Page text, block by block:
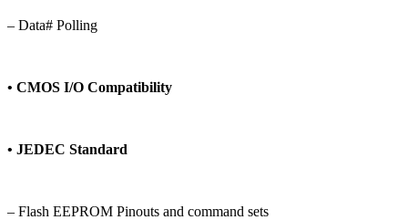
– Data# Polling
• CMOS I/O Compatibility
• JEDEC Standard
– Flash EEPROM Pinouts and command sets